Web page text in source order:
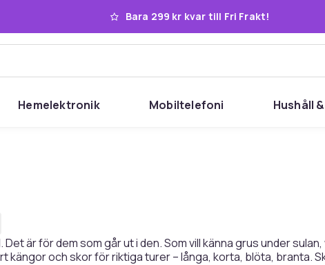
Bara 299 kr kvar till Fri Frakt!
Hemelektronik Mobiltelefoni Hushåll
är för dem som går ut i den. Som vill känna grus under
kängor och skor för riktiga turer – långa, korta, blöta, branta.